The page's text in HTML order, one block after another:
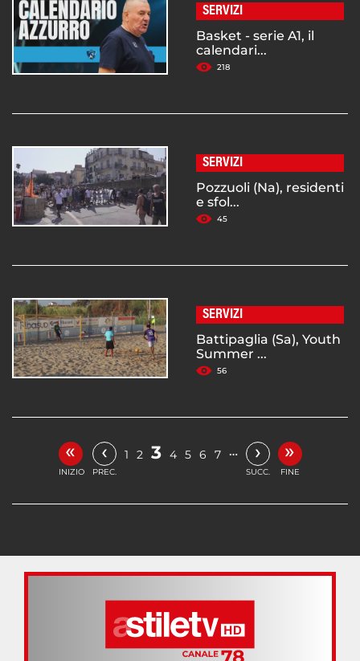
SERVIZI
Basket - serie A1, il
calendari...
218
SERVIZI
Pozzuoli (Na), residenti
e sfol...
45
SERVIZI
Battipaglia (Sa), Youth
Summer ...
56
«
INIZIO
‹
PREC.
1 2 3 4 5 6 7 … ›
SUCC.
»
FINE